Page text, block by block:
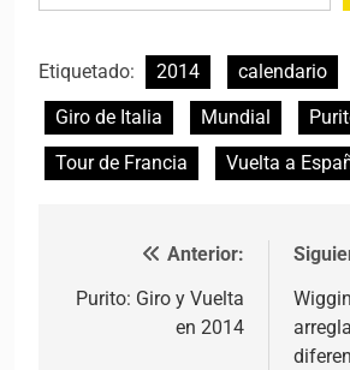
Etiquetado: 2014 calendario
Giro de Italia
Mundial
Tour de Francia
Vuelta a
Navegación de
Anterior:
Purito: Giro y Vuelta
en 2014